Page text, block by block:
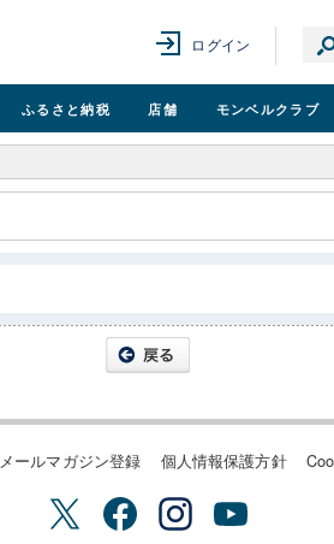
ログイン
ふるさと納税 店舗 モンベルクラブ
メールマガジン登録 個人情報保護方針